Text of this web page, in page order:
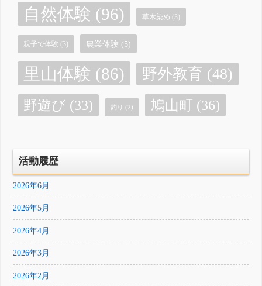
自然体験 (96) 草木染め (3)
親子で体験 (3) 農業体験 (5)
里山体験 (86) 野外教育 (48)
野遊び (33) 釣り (2) 鳩山町 (36)
活動履歴
2026年6月
2026年5月
2026年4月
2026年3月
2026年2月